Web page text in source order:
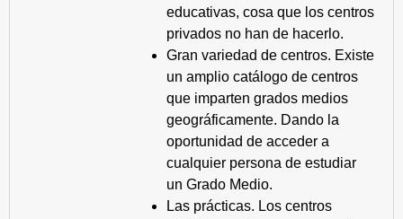
educativas, cosa que los centros
privados no han de hacerlo.
Gran variedad de centros. Existe
un amplio catálogo de centros
que imparten grados medios
geográficamente. Dando la
oportunidad de acceder a
cualquier persona de estudiar
un Grado Medio.
Las prácticas. Los centros